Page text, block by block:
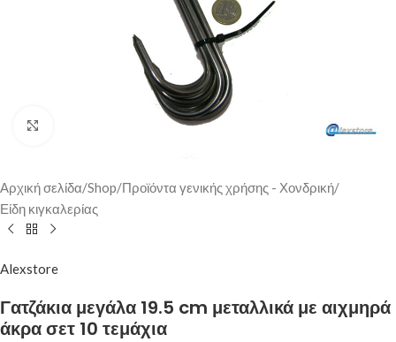
Αρχική σελίδα/Shop/Προϊόντα γενικής χρήσης - Χονδρική/
Είδη κιγκαλερίας
Alexstore
Γατζάκια μεγάλα 19.5 cm μεταλλικά με αιχμηρά
άκρα σετ 10 τεμάχια